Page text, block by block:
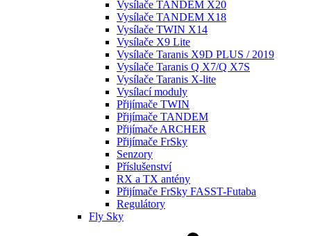
Vysílače TANDEM X20
Vysílače TANDEM X18
Vysílače TWIN X14
Vysílače X9 Lite
Vysílače Taranis X9D PLUS / 2019
Vysílače Taranis Q X7/Q X7S
Vysílače Taranis X-lite
Vysílací moduly
Přijímače TWIN
Přijímače TANDEM
Přijímače ARCHER
Přijímače FrSky
Senzory
Příslušenství
RX a TX antény
Přijímače FrSky FASST-Futaba
Regulátory
Fly Sky